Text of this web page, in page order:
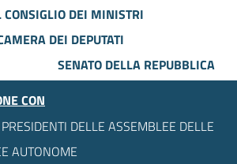
CONSIGLIO DEI MINISTRI
DEI DEPUTATI
SENATO DELLA REPUBBLICA
CON
DELLE ASSEMBLEE DELLE
AUTONOME